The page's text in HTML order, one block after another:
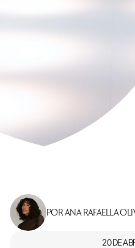
POR ANA RAFAELLA
20 DE